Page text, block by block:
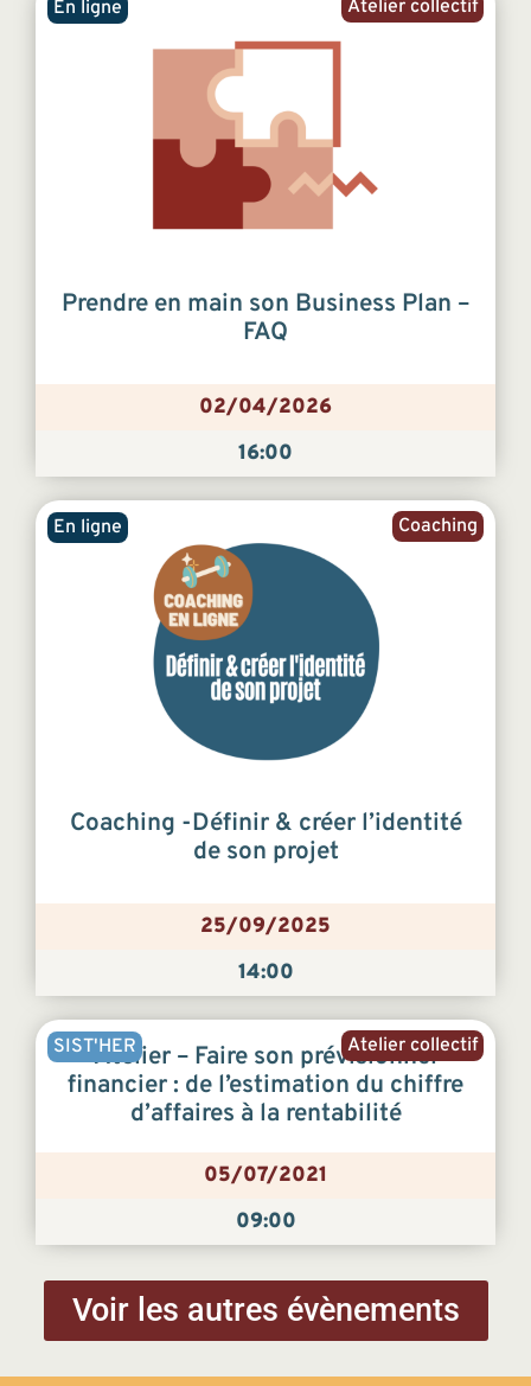
Atelier collectif
En ligne
Prendre en main son Business Plan –
FAQ
02/04/2026
16:00
Coaching
En ligne
Coaching -Définir & créer l’identité
de son projet
25/09/2025
14:00
Atelier collectif
SIST'HERAtelier – Faire son prévisionnel
financier : de l’estimation du chiffre
d’affaires à la rentabilité
05/07/2021
09:00
Voir les autres évènements